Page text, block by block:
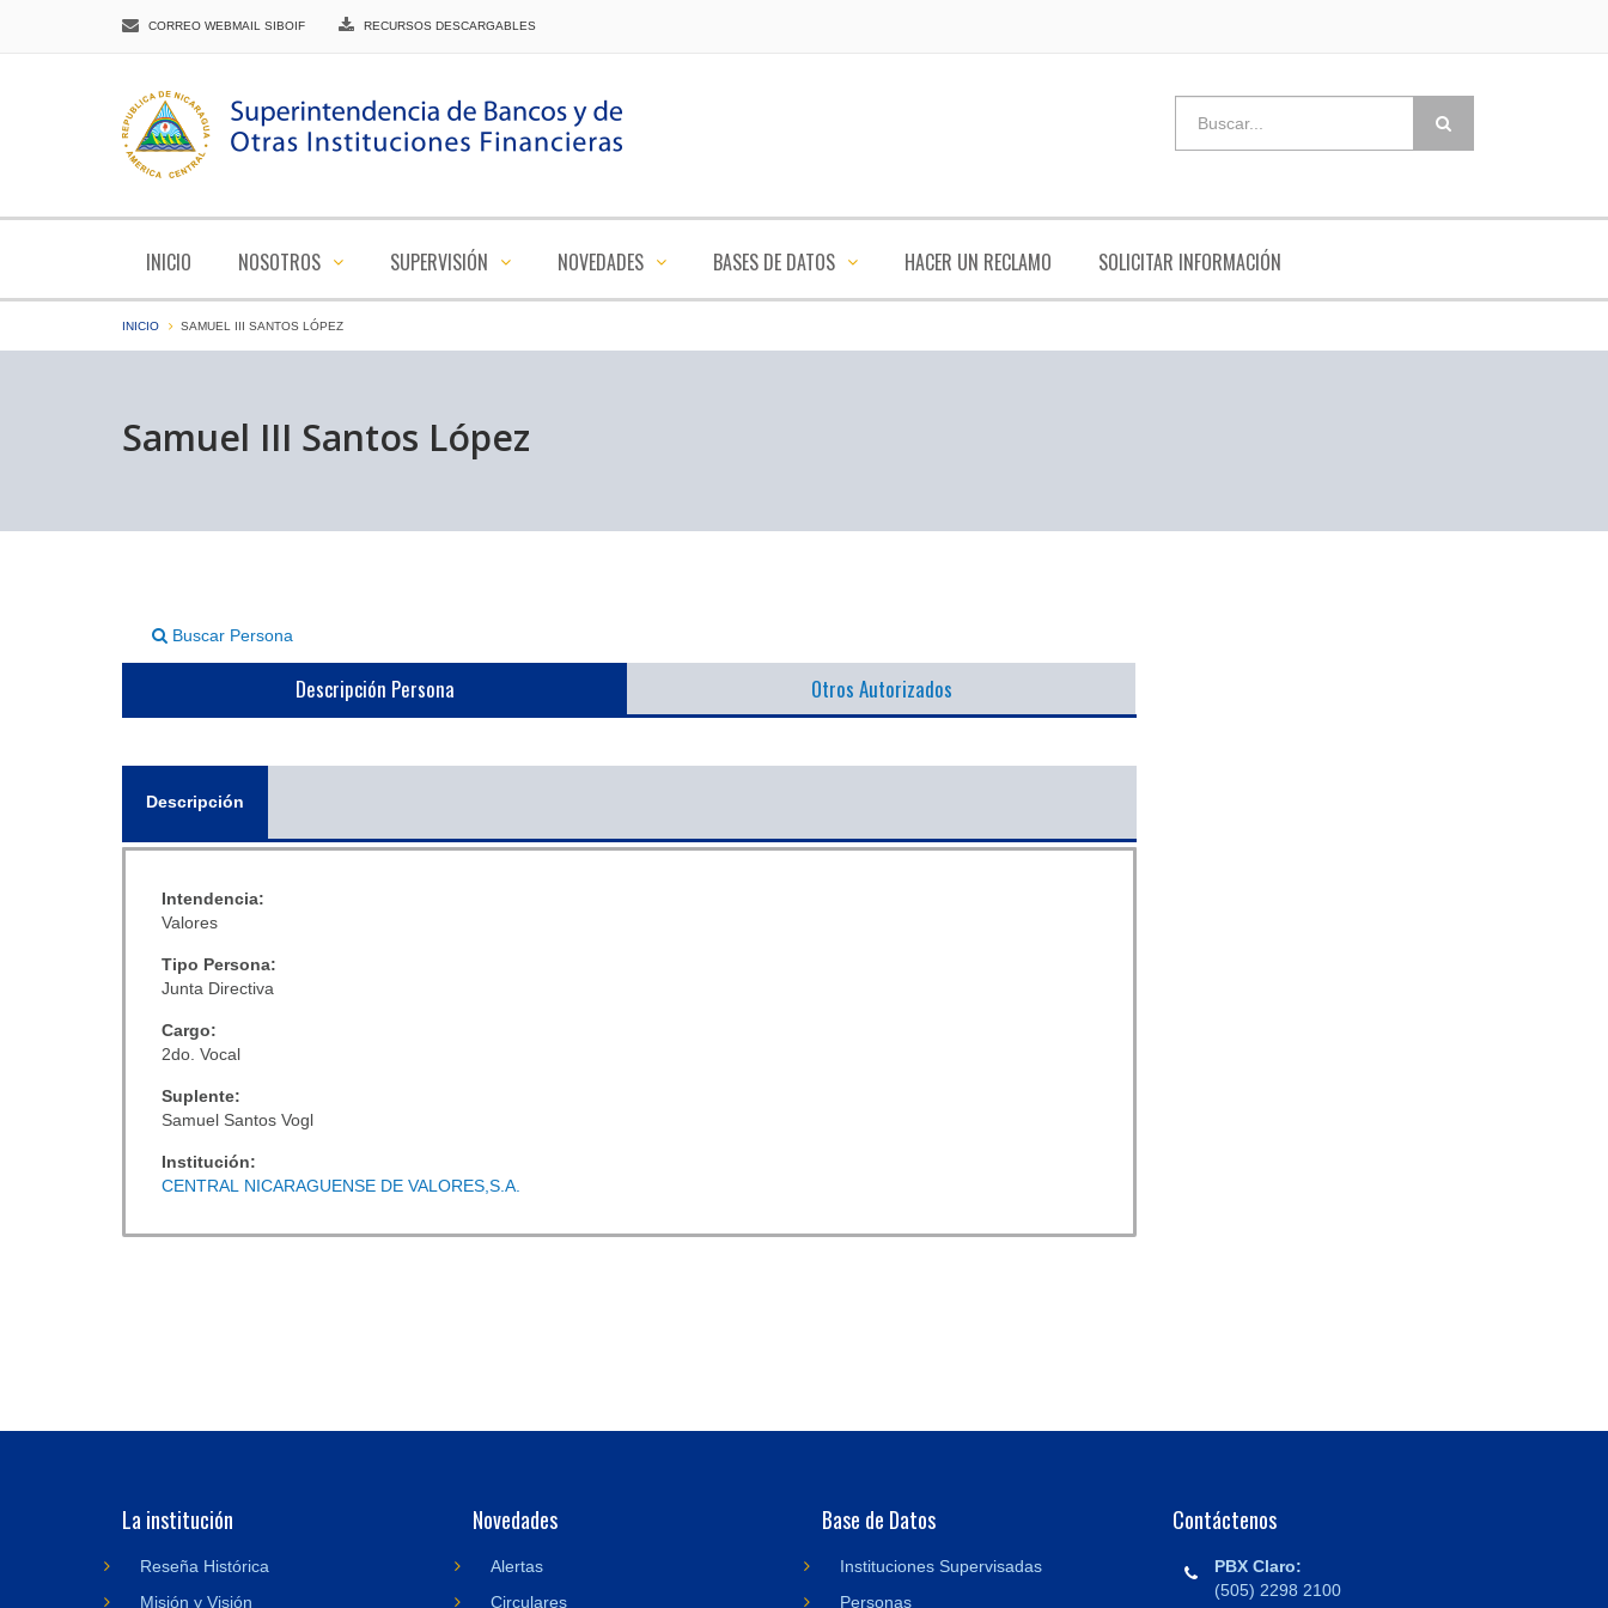
CORREO WEBMAIL SIBOIF RECURSOS DESCARGABLES
INICIO NOSOTROS SUPERVISIÓN NOVEDADES BASES DE DATOS HACER UN RECLAMO SOLICITAR INFORMACIÓN
INICIO SAMUEL III SANTOS LÓPEZ
Samuel III Santos López
Buscar Persona
Descripción Persona Otros Autorizados
Descripción
Intendencia:
Valores
Tipo Persona:
Junta Directiva
Cargo:
2do. Vocal
Suplente:
Samuel Santos Vogl
Institución:
CENTRAL NICARAGUENSE DE VALORES,S.A.
La institución
Reseña Histórica
Misión y Visión
Novedades
Alertas
Circulares
Base de Datos
Instituciones Supervisadas
Personas
Contáctenos
PBX Claro:
(505) 2298 2100